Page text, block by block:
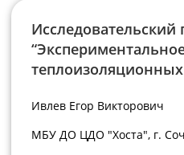
Исследовательский
теплоизоляционных
Ивлев Егор Викторович
МБУ ДО ЦДО "Хоста", г.